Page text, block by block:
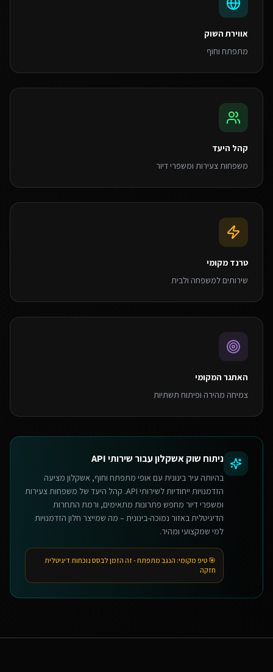
אווירת השוק
מתפתח וחוף
קהל היעד
משפחות צעירות ומשפרי דיור
טרנד מקומי
שירותים למשפחה ולבית
האתגר המקומי
צמיחה מהירה ופיתוח תשתיות
ניתוח שוקאשקלוןעבור שירותי API
בהיותה עיר בינונית עם אופי מתפתח וחוף, אשקלון מציעה
הזדמנויות ייחודיות לשירותי API. קהל היעד של משפחות צעירות
ומשפרי דיור מחפש פתרונות מתאימים, ורמת התחרות
הדיגיטלית באזור נמוכה-בינונית – מה שמייצר חלון הזדמנויות
למי שמקצועי ומהיר.
🎯 טיפ מקומי: הנגב מתפתח - זה הזמן לבסס נוכחות דיגיטלית
חזקה